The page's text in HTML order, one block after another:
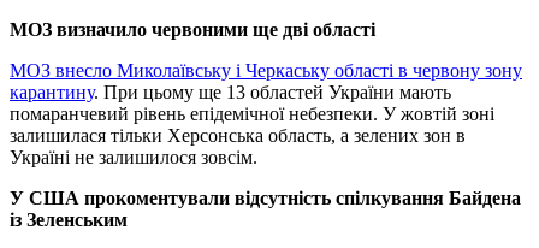
МОЗ визначило червоними ще дві області
МОЗ внесло Миколаївську і Черкаську області в червону зону
карантину. При цьому ще 13 областей України мають
помаранчевий рівень епідемічної небезпеки. У жовтій зоні
залишилася тільки Херсонська область, а зелених зон в
Україні не залишилося зовсім.
У США прокоментували відсутність спілкування Байдена
із Зеленським